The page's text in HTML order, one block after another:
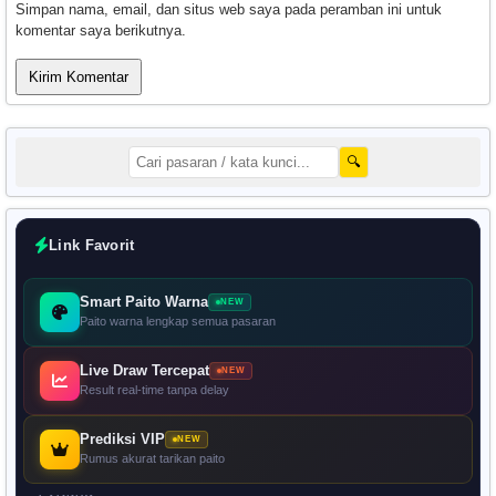
Simpan nama, email, dan situs web saya pada peramban ini untuk
komentar saya berikutnya.
🔍
Link Favorit
Smart Paito Warna NEW
Paito warna lengkap semua pasaran
Live Draw Tercepat NEW
Result real-time tanpa delay
Prediksi VIP NEW
Rumus akurat tarikan paito